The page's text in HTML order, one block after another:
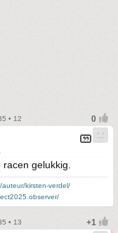
• 12
gelukkig.
kirsten-verdel/
• 13